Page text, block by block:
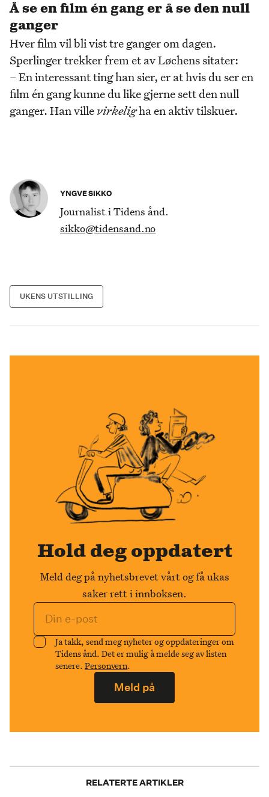
Å se en film én gang er å se den null
ganger
Hver film vil bli vist tre ganger om dagen.
Sperlinger trekker frem et av Løchens sitater:
– En interessant ting han sier, er at hvis du ser en
film én gang kunne du like gjerne sett den null
ganger. Han ville virkeligha en aktiv tilskuer.
YNGVE SIKKO
Journalist i Tidens ånd.
sikko@tidensand.no
UKENS UTSTILLING
Hold deg oppdatert
Meld deg på nyhetsbrevet vårt og få ukas
saker rett i innboksen.
Ja takk, send meg nyheter og oppdateringer om
Tidens ånd. Det er mulig å melde seg av listen
senere. Personvern.
Meld på
RELATERTE ARTIKLER